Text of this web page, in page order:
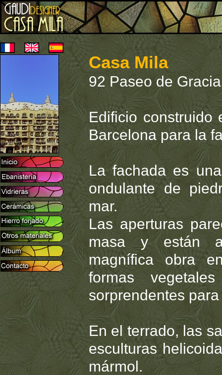
Casa Mila
92 Paseo de Gracia
Edificio construido
Barcelona para la
La fachada es
ondulante de
mar.
Las aperturas
masa y están
magnífica obra
formas
sorprendentes
En el terrado, las
esculturas
mármol.